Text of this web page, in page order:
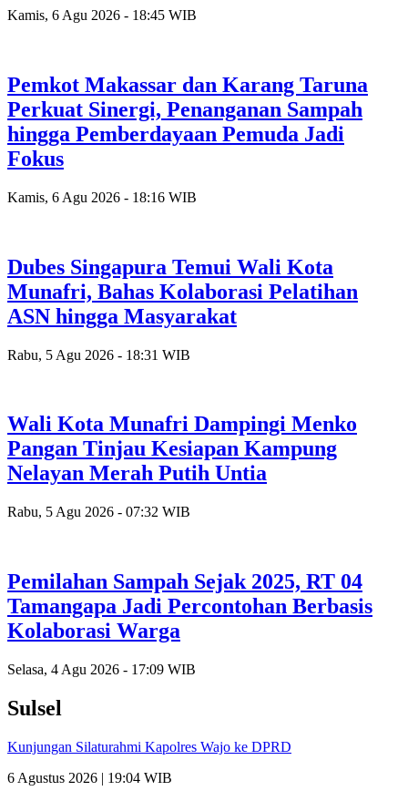
Kamis, 6 Agu 2026 - 18:45 WIB
Pemkot Makassar dan Karang Taruna
Perkuat Sinergi, Penanganan Sampah
hingga Pemberdayaan Pemuda Jadi
Fokus
Kamis, 6 Agu 2026 - 18:16 WIB
Dubes Singapura Temui Wali Kota
Munafri, Bahas Kolaborasi Pelatihan
ASN hingga Masyarakat
Rabu, 5 Agu 2026 - 18:31 WIB
Wali Kota Munafri Dampingi Menko
Pangan Tinjau Kesiapan Kampung
Nelayan Merah Putih Untia
Rabu, 5 Agu 2026 - 07:32 WIB
Pemilahan Sampah Sejak 2025, RT 04
Tamangapa Jadi Percontohan Berbasis
Kolaborasi Warga
Selasa, 4 Agu 2026 - 17:09 WIB
Sulsel
Kunjungan Silaturahmi Kapolres Wajo ke DPRD
6 Agustus 2026 | 19:04 WIB